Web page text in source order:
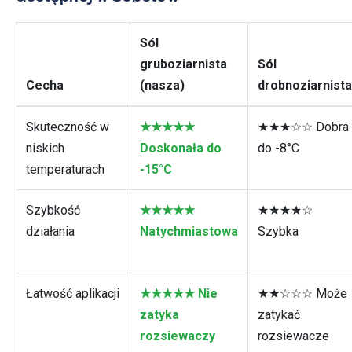
Cecha
Sól
gruboziarnista
(nasza)
Sól
drobnoziarnista
Skuteczność w
niskich
temperaturach
★★★★★
Doskonała do
-15°C
★★★☆☆ Dobra
do -8°C
Szybkość
działania
★★★★★
Natychmiastowa
★★★★☆
Szybka
Łatwość aplikacji
★★★★★ Nie
zatyka
rozsiewaczy
★★☆☆☆ Może
zatykać
rozsiewacze